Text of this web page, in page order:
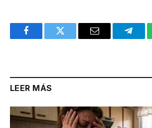
FacebookTwitter Email
LEER MÁS